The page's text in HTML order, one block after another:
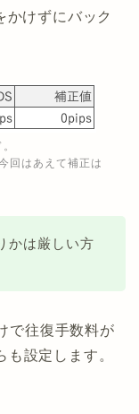
かけずにバック
回はあえて補正は
かは厳しい方
で往復手数料が
設定します。